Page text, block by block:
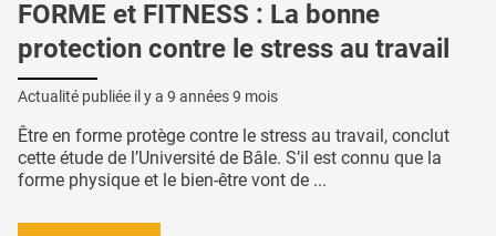
FORME et FITNESS : La bonne
protection contre le stress au travail
Actualité publiée il y a 9 années 9 mois
Être en forme protège contre le stress au travail, conclut
cette étude de l’Université de Bâle. S’il est connu que la
forme physique et le bien-être vont de ...